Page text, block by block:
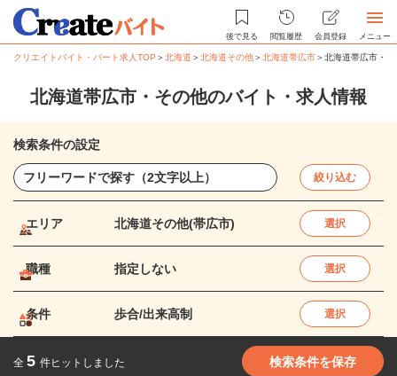
後で見る 閲覧履歴 会員登録 メニュー
クリエイトバイト・パート求人TOP ＞北海道 ＞北海道その他＞北海道帯広市＞北海道帯広市・
北海道帯広市・その他のバイト・求人情報
検索条件の設定
絞り込む
エリア 北海道その他(帯広市) 選択
職種 指定しない 選択
条件 歩合/出来高制 選択
全 5 件ヒットしました 検索条件を保存